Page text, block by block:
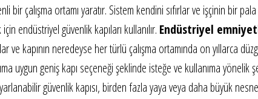
çalışma ortamı yaratır. Sistem kendini sıfırlar ve işçinin bir
endüstriyel güvenlik kapıları kullanılır. Endüstriyel
kapının neredeyse her türlü çalışma ortamında on yıllarca
uygun geniş kapı seçeneği şeklinde isteğe ve kullanıma yönelik
güvenlik kapısı, birden fazla yaya veya daha büyük